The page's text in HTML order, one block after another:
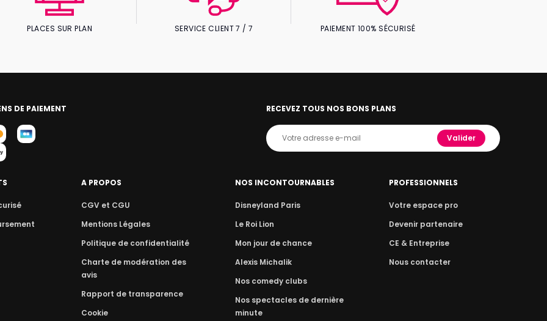
PLACES SUR PLAN SERVICE CLIENT 7 / 7 PAIEMENT 100% SÉCURISÉ
DE PAIEMENT RECEVEZ TOUS NOS BONS PLANS
Valider
A PROPOS
CGV et CGU
Mentions Légales
Politique de confidentialité
Charte de modération des
avis
Rapport de transparence
Cookie
NOS INCONTOURNABLES
Disneyland Paris
Le Roi Lion
Mon jour de chance
Alexis Michalik
Nos comedy clubs
Nos spectacles de dernière
minute
PROFESSIONNELS
Votre espace pro
Devenir partenaire
CE & Entreprise
Nous contacter